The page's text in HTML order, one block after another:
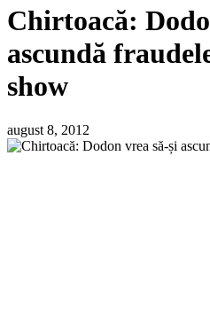
Chirtoacă:
ascundă
show
august 8, 2012